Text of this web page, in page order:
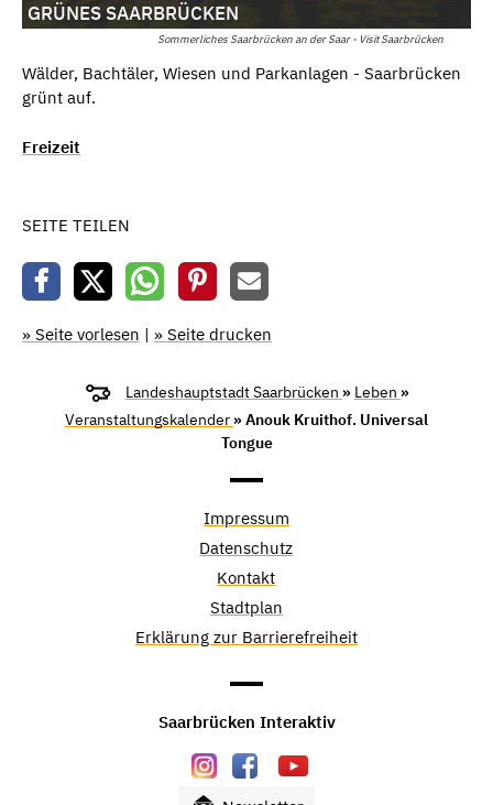
Sommerliches Saarbrücken an der Saar - Visit Saarbrücken
GRÜNES SAARBRÜCKEN
Wälder, Bachtäler, Wiesen und Parkanlagen - Saarbrücken
grünt auf.
Freizeit
SEITE TEILEN
» Seite vorlesen | » Seite drucken
Landeshauptstadt Saarbrücken » Leben »
Veranstaltungskalender » Anouk Kruithof. Universal
Tongue
Impressum
Datenschutz
Kontakt
Stadtplan
Erklärung zur Barrierefreiheit
Saarbrücken Interaktiv